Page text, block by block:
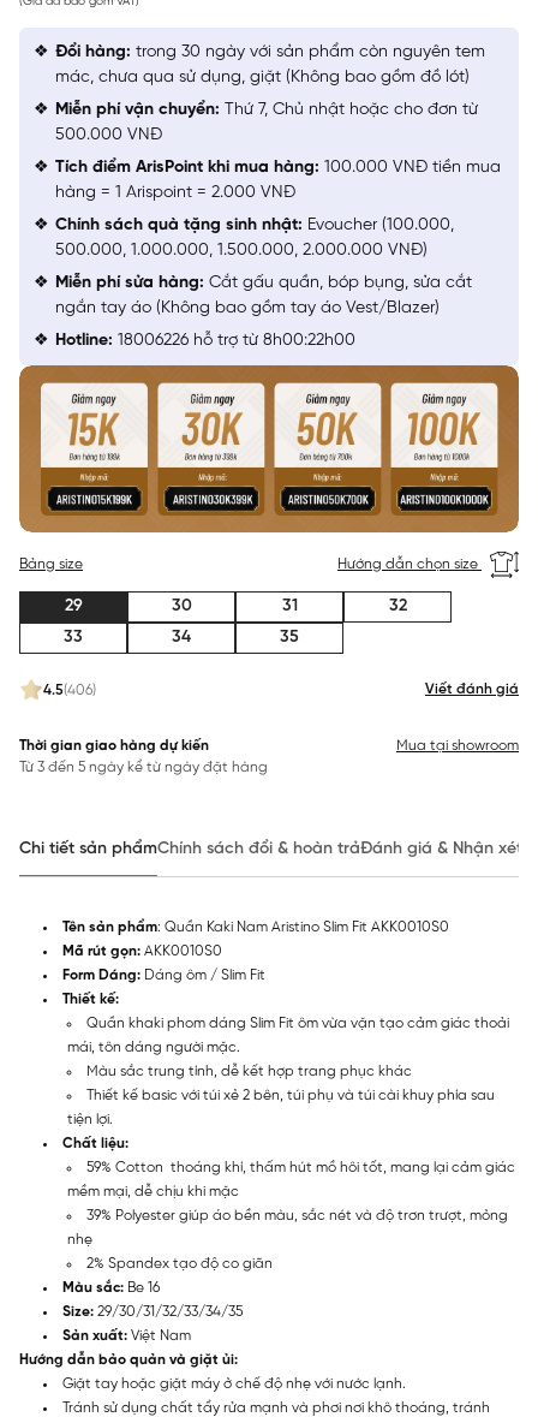
4.5(406) Viết đánh giá
Bảng size Hướng dẫn chọn size
29 30 31
32
33
34 35
Thời gian giao hàng dự kiến
Từ 3 đến 5 ngày kể từ ngày đặt hàng
Mua tại showroom
Đổi hàng: trong 30 ngày với sản phẩm còn nguyên tem
mác, chưa qua sử dụng, giặt (Không bao gồm đồ lót)
Miễn phí vận chuyển: Thứ 7, Chủ nhật hoặc cho đơn từ
500.000 VNĐ
Tích điểm ArisPoint khi mua hàng: 100.000 VNĐ tiền mua
hàng = 1 Arispoint = 2.000 VNĐ
Chính sách quà tặng sinh nhật: Evoucher (100.000,
500.000, 1.000.000, 1.500.000, 2.000.000 VNĐ)
Miễn phí sửa hàng: Cắt gấu quần, bóp bụng, sửa cắt
ngắn tay áo (Không bao gồm tay áo Vest/Blazer)
Hotline: 18006226 hỗ trợ từ 8h00:22h00
Chi tiết sản phẩmChính sách đổi & hoàn trảĐánh giá & Nhận xét
Tên sản phẩm: Quần Kaki Nam Aristino Slim Fit AKK0010S0
Mã rút gọn: AKK0010S0
Form Dáng: Dáng ôm / Slim Fit
Thiết kế:
Quần khaki phom dáng Slim Fit ôm vừa vặn tạo cảm giác thoải
mái, tôn dáng người mặc.
Màu sắc trung tính, dễ kết hợp trang phục khác
Thiết kế basic với túi xẻ 2 bên, túi phụ và túi cài khuy phía sau
tiện lợi.
Chất liệu:
59% Cotton thoáng khí, thấm hút mồ hôi tốt, mang lại cảm giác
mềm mại, dễ chịu khi mặc
39% Polyester giúp áo bền màu, sắc nét và độ trơn trượt, mỏng
nhẹ
2% Spandex tạo độ co giãn
Màu sắc: Be 16
Size: 29/30/31/32/33/34/35
Sản xuất: Việt Nam
Hướng dẫn bảo quản và giặt ủi:
Giặt tay hoặc giặt máy ở chế độ nhẹ với nước lạnh.
Tránh sử dụng chất tẩy rửa mạnh và phơi nơi khô thoáng, tránh